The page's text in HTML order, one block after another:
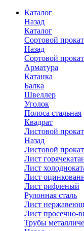
Каталог
Назад
Каталог
Сортовой прокат
Назад
Сортовой прокат
Арматура
Катанка
Балка
Швеллер
Уголок
Полоса стальная
Квадрат
Листовой прокат
Назад
Листовой прокат
Лист
Лист
Лист
Лист рифленый
Рулонная сталь
Лист
Лист
Трубы